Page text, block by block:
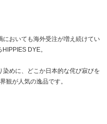
おいても海外受注が増え続けてい
DYE。
めに、どこか日本的な侘び寂びを
観が人気の逸品です。